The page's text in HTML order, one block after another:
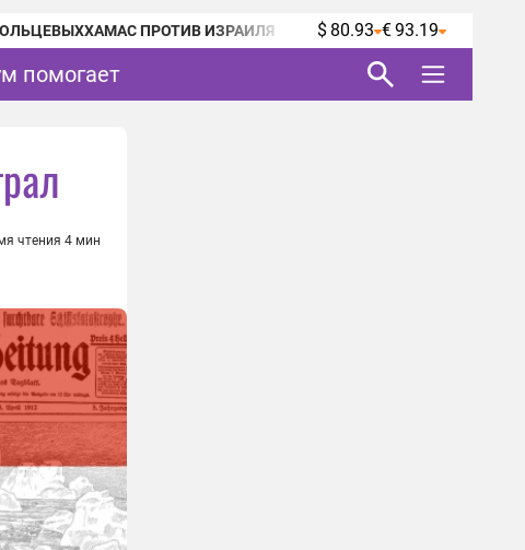
ХАМАС ПРОТИВ ИЗРАИЛЯ $ 80.93 € 93.19
помогает
чтения 4 мин